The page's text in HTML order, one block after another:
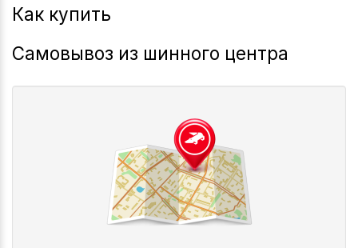
Как купить
Самовывоз из шинного центра